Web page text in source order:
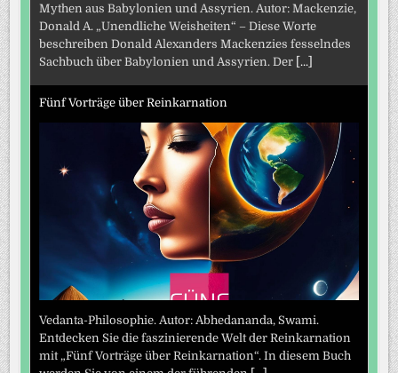
Mythen aus Babylonien und Assyrien. Autor: Mackenzie,
Donald A. „Unendliche Weisheiten“ – Diese Worte
beschreiben Donald Alexanders Mackenzies fesselndes
Sachbuch über Babylonien und Assyrien. Der [...]
Fünf Vorträge über Reinkarnation
Vedanta-Philosophie. Autor: Abhedananda, Swami.
Entdecken Sie die faszinierende Welt der Reinkarnation
mit „Fünf Vorträge über Reinkarnation“. In diesem Buch